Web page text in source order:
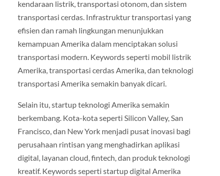
kendaraan listrik, transportasi otonom, dan sistem
transportasi cerdas. Infrastruktur transportasi yang
efisien dan ramah lingkungan menunjukkan
kemampuan Amerika dalam menciptakan solusi
transportasi modern. Keywords seperti mobil listrik
Amerika, transportasi cerdas Amerika, dan teknologi
transportasi Amerika semakin banyak dicari.
Selain itu, startup teknologi Amerika semakin
berkembang. Kota-kota seperti Silicon Valley, San
Francisco, dan New York menjadi pusat inovasi bagi
perusahaan rintisan yang menghadirkan aplikasi
digital, layanan cloud, fintech, dan produk teknologi
kreatif. Keywords seperti startup digital Amerika